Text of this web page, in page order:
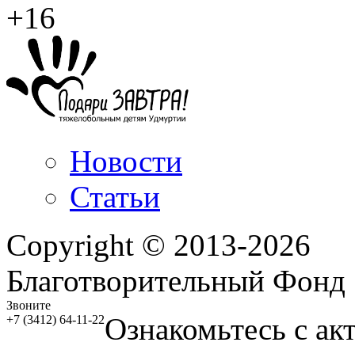
+16
Новости
Статьи
Copyright © 2013-2026
Благотворительный
Звоните
+7 (3412) 64-11-22Ознакомьтесь с